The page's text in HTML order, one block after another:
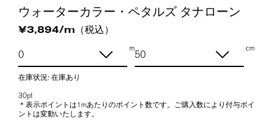
ウォーターカラー・ペタルズ タナローン
¥3,894/m（税込）
m cm
在庫状況: 在庫あり
30pt
＊表示ポイントは1mあたりのポイント数です。ご購入数により付与ポイ
ントは変動いたします。